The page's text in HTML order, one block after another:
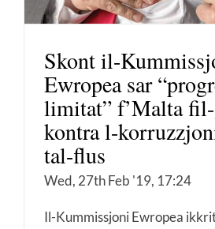
Skont il-
Ewropea sar
limitat” f’Malta
kontra l-
tal-flus
Wed, 27th Feb '19, 17:24
Il-Kummissjoni Ewropea